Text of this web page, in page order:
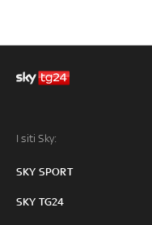
I siti Sky:
SKY SPORT
SKY TG24